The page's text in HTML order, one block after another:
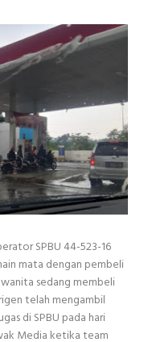
SPBU 44-523-16
mata dengan pembeli
sedang membeli
telah mengambil
di SPBU pada hari
Media ketika team